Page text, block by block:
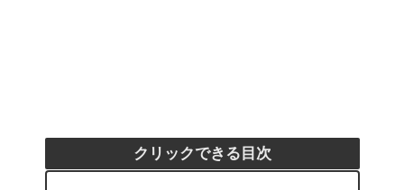
クリックできる目次